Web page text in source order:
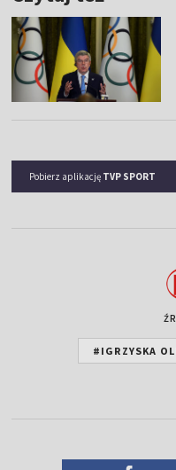
Pobierz aplikację TVP SPORT
#IGRZYSKA